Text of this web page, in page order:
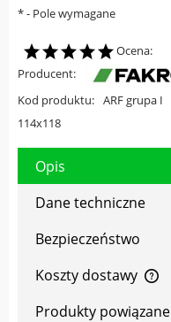
*- Pole wymagane
Ocena:
Producent:
Kod produktu: ARF grupa I
114x118
Opis
Dane techniczne
Bezpieczeństwo
Koszty dostawy
Produkty powiązane